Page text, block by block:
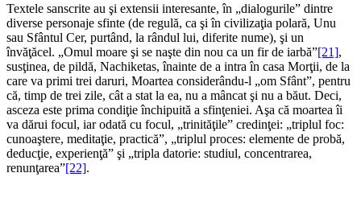
Textele sanscrite au şi extensii interesante, în „dialogurile” dintre
diverse personaje sfinte (de regulă, ca şi în civilizaţia polară, Unu
sau Sfântul Cer, purtând, la rândul lui, diferite nume), şi un
învăţăcel. „Omul moare şi se naşte din nou ca un fir de iarbă”[21],
susţinea, de pildă, Nachiketas, înainte de a intra în casa Morţii, de la
care va primi trei daruri, Moartea considerându-l „om Sfânt”, pentru
că, timp de trei zile, cât a stat la ea, nu a mâncat şi nu a băut. Deci,
asceza este prima condiţie închipuită a sfinţeniei. Aşa că moartea îi
va dărui focul, iar odată cu focul, „trinităţile” credinţei: „triplul foc:
cunoaştere, meditaţie, practică”, „triplul proces: elemente de probă,
deducţie, experienţă” şi „tripla datorie: studiul, concentrarea,
renunţarea”[22].